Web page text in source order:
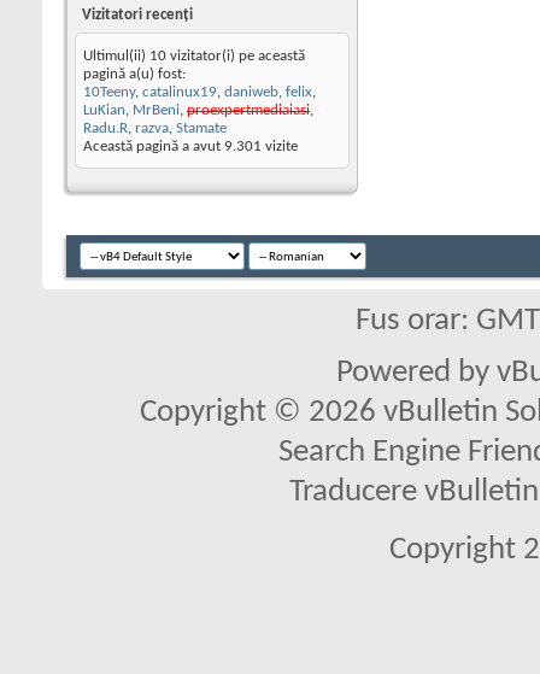
Vizitatori recenţi
Ultimul(ii) 10 vizitator(i) pe această
pagină a(u) fost:
10Teeny, catalinux19, daniweb, felix,
LuKian, MrBeni, proexpertmediaiasi,
Radu.R, razva, Stamate
Această pagină a avut 9.301 vizite
Fus orar:
Powered by
Copyright © 2026 vBulletin
Search Engine
Traducere
Copyright